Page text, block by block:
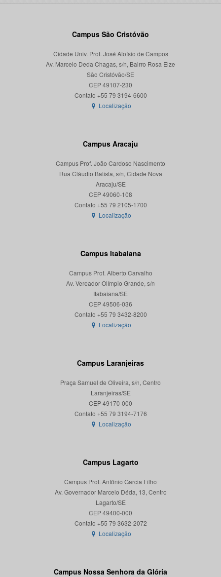
Campus São Cristóvão
Cidade Univ. Prof. José Aloísio de Campos
Av. Marcelo Deda Chagas, s/n, Bairro Rosa Elze
São Cristóvão/SE
CEP 49107-230
Localização
Campus Aracaju
Campus Prof. João Cardoso Nascimento
Rua Cláudio Batista, s/n, Cidade Nova
Aracaju/SE
CEP 49060-108
Localização
Campus Itabaiana
Campus Prof. Alberto Carvalho
Av. Vereador Olímpio Grande, s/n
Itabaiana/SE
CEP 49506-036
Localização
Campus Laranjeiras
Praça Samuel de Oliveira, s/n, Centro
Laranjeiras/SE
CEP 49170-000
Localização
Campus Lagarto
Campus Prof. Antônio Garcia Filho
Av. Governador Marcelo Déda, 13, Centro
Lagarto/SE
CEP 49400-000
Localização
Campus Nossa Senhora da Glória